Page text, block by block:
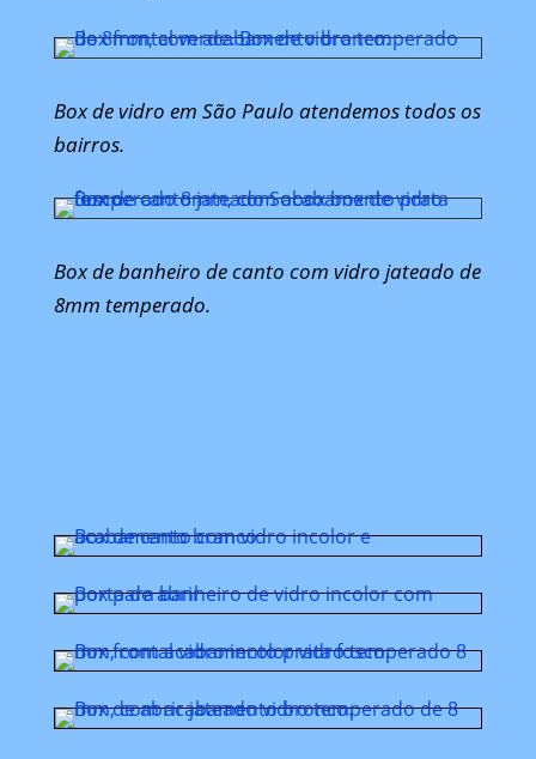
Box de vidro em São Paulo atendemos todos os
bairros.
Box de banheiro de canto com vidro jateado de
8mm temperado.